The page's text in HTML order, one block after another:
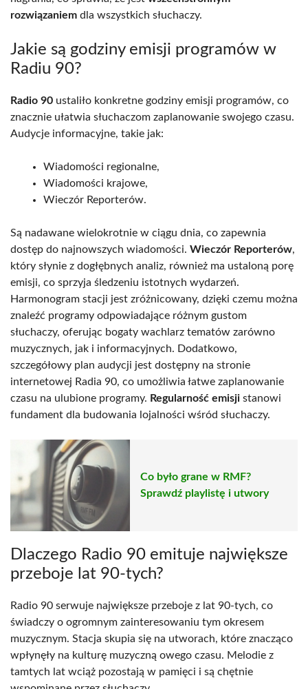
rozwiązaniem dla wszystkich słuchaczy.
Jakie są godziny emisji programów w
Radiu 90?
Radio 90 ustaliło konkretne godziny emisji programów, co
znacznie ułatwia słuchaczom zaplanowanie swojego czasu.
Audycje informacyjne, takie jak:
Wiadomości regionalne,
Wiadomości krajowe,
Wieczór Reporterów.
Są nadawane wielokrotnie w ciągu dnia, co zapewnia
dostęp do najnowszych wiadomości. Wieczór Reporterów,
który słynie z dogłębnych analiz, również ma ustaloną porę
emisji, co sprzyja śledzeniu istotnych wydarzeń.
Harmonogram stacji jest zróżnicowany, dzięki czemu można
znaleźć programy odpowiadające różnym gustom
słuchaczy, oferując bogaty wachlarz tematów zarówno
muzycznych, jak i informacyjnych. Dodatkowo,
szczegółowy plan audycji jest dostępny na stronie
internetowej Radia 90, co umożliwia łatwe zaplanowanie
czasu na ulubione programy. Regularność emisji stanowi
fundament dla budowania lojalności wśród słuchaczy.
Co było grane w RMF?
Sprawdź playlistę i utwory
Dlaczego Radio 90 emituje największe
przeboje lat 90-tych?
Radio 90 serwuje największe przeboje z lat 90-tych, co
świadczy o ogromnym zainteresowaniu tym okresem
muzycznym. Stacja skupia się na utworach, które znacząco
wpłynęły na kulturę muzyczną owego czasu. Melodie z
tamtych lat wciąż pozostają w pamięci i są chętnie